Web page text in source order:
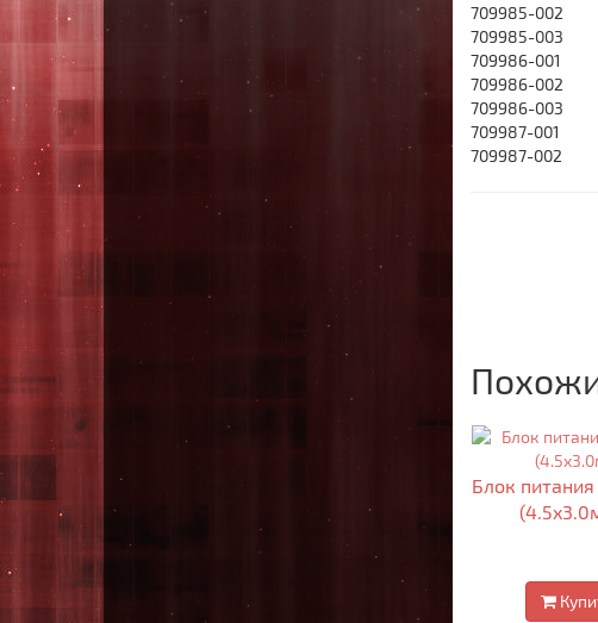
709985-002
709985-003
709986-001
709986-002
709986-003
709987-001
709987-002
Блок питания